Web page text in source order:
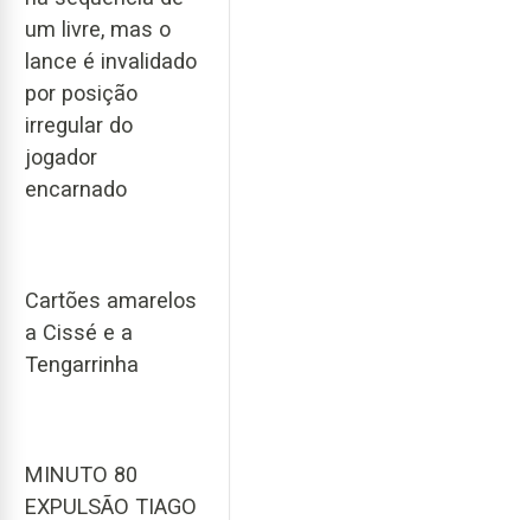
um livre, mas o
lance é invalidado
por posição
irregular do
jogador
encarnado
Cartões amarelos
a Cissé e a
Tengarrinha
MINUTO 80
EXPULSÃO TIAGO